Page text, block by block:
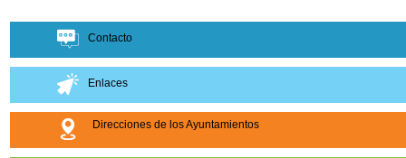
Contacto
Enlaces
Direcciones de los Ayuntamientos